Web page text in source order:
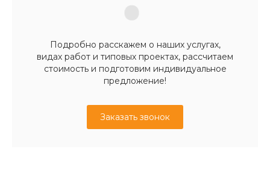
Подробно расскажем о наших услугах,
видах работ и типовых проектах, рассчитаем
стоимость и подготовим индивидуальное
предложение!
Заказать звонок